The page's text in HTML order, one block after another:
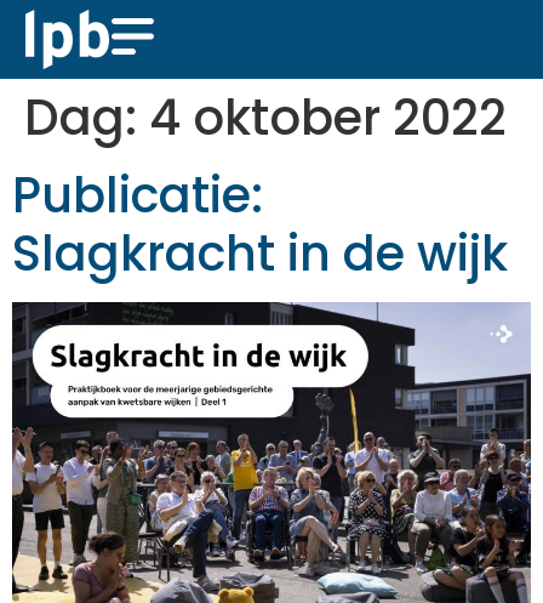
Dag: 4 oktober 2022
Publicatie:
Slagkracht in de wijk